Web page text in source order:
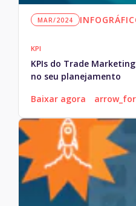
MAR/2024
KPI
KPIs do Trade
no seu planejamento
Baixar agora